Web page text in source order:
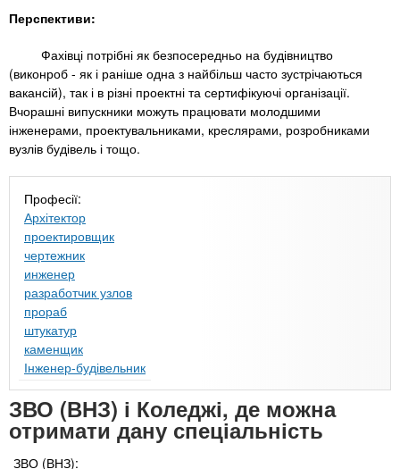
Перспективи:
Фахівці потрібні як безпосередньо на будівництво
(виконроб - як і раніше одна з найбільш часто зустрічаються
вакансій), так і в різні проектні та сертифікуючі організації.
Вчорашні випускники можуть працювати молодшими
інженерами, проектувальниками, креслярами, розробниками
вузлів будівель і тощо.
Професії:
Архітектор
проектировщик
чертежник
инженер
разработчик узлов
прораб
штукатур
каменщик
Інженер-будівельник
ЗВО (ВНЗ) і Коледжі, де можна
отримати дану спеціальність
ЗВО (ВНЗ):